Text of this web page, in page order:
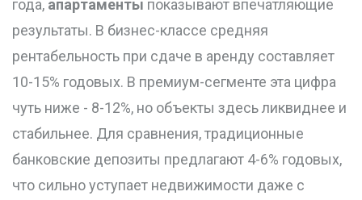
года, апартаменты показывают впечатляющие
результаты. В бизнес-классе средняя
рентабельность при сдаче в аренду составляет
10-15% годовых. В премиум-сегменте эта цифра
чуть ниже - 8-12%, но объекты здесь ликвиднее и
стабильнее. Для сравнения, традиционные
банковские депозиты предлагают 4-6% годовых,
что сильно уступает недвижимости даже с